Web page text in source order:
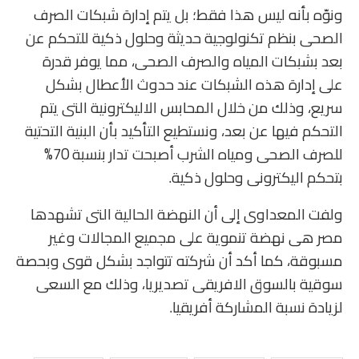
ونوّه بأنه ليس هذا فقط؛ بل يتم إدارة شبكات الصرف
الصحى بنظم تكنولوجية حديثة وحلول ذكية للتحكم عن
بعد بشبكات المياه والصرف الصحى، مما يوفر قدرة
على إدارة هذه الشبكات عند حدوث الأعطال بشكل
سريع، وذلك من خلال المحابس الاليكترونية التى يتم
التحكم فيها عن بعد، ونستطيع التأكيد بأن البنية التحتية
للصرف الصحى ومياه الشرب أصبحت تدار بنسبة 70%
بتحكم اليكترونى وحلول ذكية.
ولفت المعداوى إلى أن النهضة الحالية التى تشهدها
مصر هى نهضة تنموية على مجميع المجالات وغير
مسبوقة، كما أكد أن شركته تتواجد بشكل قوى وبحصة
سوقية بالسوق الافريقى تصديريا، وذلك مع السعى
لزيادة نسبة المشاركة أفريقيا.